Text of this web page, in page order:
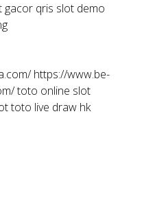
gacor qris slot demo
https://www.be-
toto online slot
toto live draw hk